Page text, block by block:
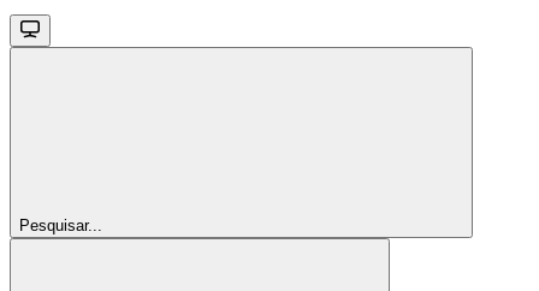
Pesquisar...